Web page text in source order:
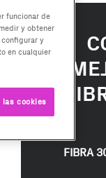
FIBRA
funcionar de
y obtener
y
en cualquier
cookies